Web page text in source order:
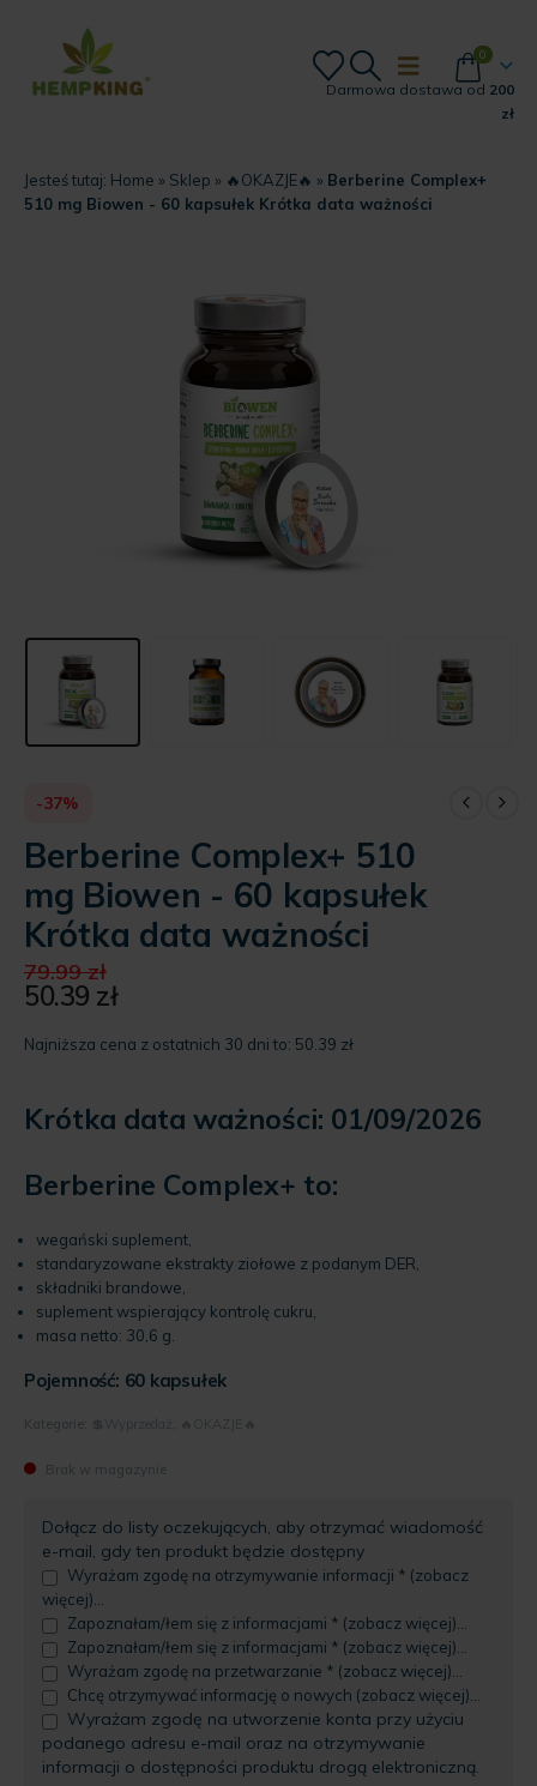
0
Darmowa dostawa od 200
zł
Jesteś tutaj: Home » Sklep » 🔥OKAZJE🔥 » Berberine Complex+
510 mg Biowen - 60 kapsułek Krótka data ważności
-37%
Berberine Complex+ 510
mg Biowen - 60 kapsułek
Krótka data ważności
79.99zł
cena
79.99 zł.
50.39 zł
cena
50.39 zł.
Najniższa cena z ostatnich 30 dni to: 50.39 zł
Krótka data ważności: 01/09/2026
Berberine Complex+ to:
wegański suplement,
standaryzowane ekstrakty ziołowe z podanym DER,
składniki brandowe,
suplement wspierający kontrolę cukru,
masa netto: 30,6 g.
Pojemność: 60 kapsułek
Dołącz do listy oczekujących, aby otrzymać wiadomość
e-mail, gdy ten produkt będzie dostępny
Wyrażam zgodę na otrzymywanie informacji * (zobacz
więcej)...
Zapoznałam/łem się z informacjami * (zobacz więcej)...
Zapoznałam/łem się z informacjami * (zobacz więcej)...
Wyrażam zgodę na przetwarzanie * (zobacz więcej)...
Chcę otrzymywać informację o nowych (zobacz więcej)...
Wyrażam zgodę na utworzenie konta przy użyciu
podanego adresu e-mail oraz na otrzymywanie
informacji o dostępności produktu drogą elektroniczną.